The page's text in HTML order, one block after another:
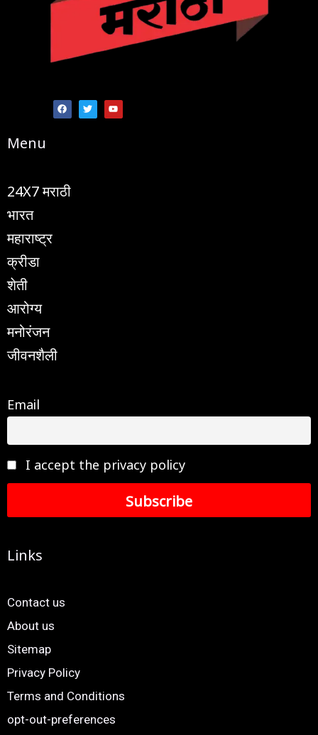
a
c
e
w
i
t
o
u
t
Menu
24X7 मराठी
भारत
महाराष्ट्र
क्रीडा
शेती
आरोग्य
मनोरंजन
जीवनशैली
Email
I accept the privacy policy
Links
Contact us
About us
Sitemap
Privacy Policy
Terms and Conditions
opt-out-preferences